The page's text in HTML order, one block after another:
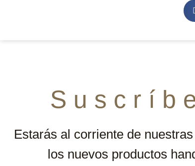
S u s c r í b
Estarás al corriente de
los nuevos productos